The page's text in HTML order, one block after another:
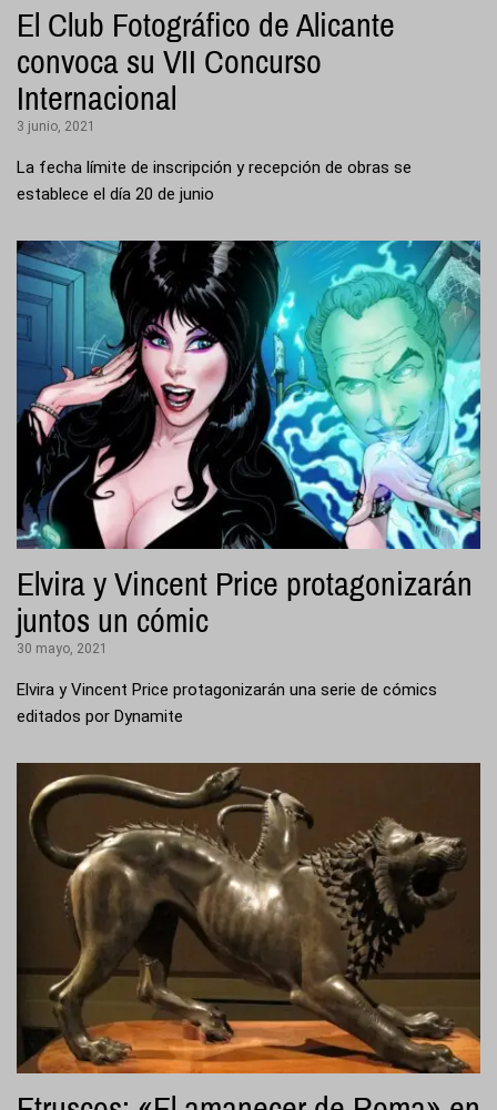
El Club Fotográfico de Alicante
convoca su VII Concurso
Internacional
3 junio, 2021
La fecha límite de inscripción y recepción de obras se
establece el día 20 de junio
Elvira y Vincent Price protagonizarán
juntos un cómic
30 mayo, 2021
Elvira y Vincent Price protagonizarán una serie de cómics
editados por Dynamite